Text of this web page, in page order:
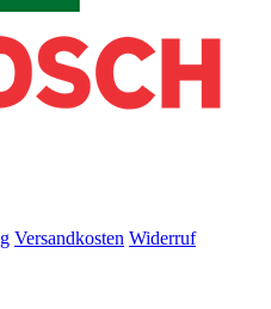
Versandkosten Widerruf